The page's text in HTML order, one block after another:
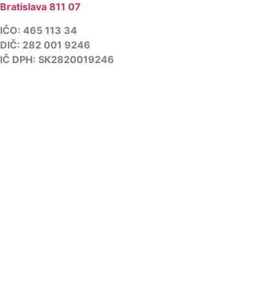
Bratislava 811 07
IČO: 465 113 34
DIČ: 282 001 9246
IČ DPH: SK2820019246